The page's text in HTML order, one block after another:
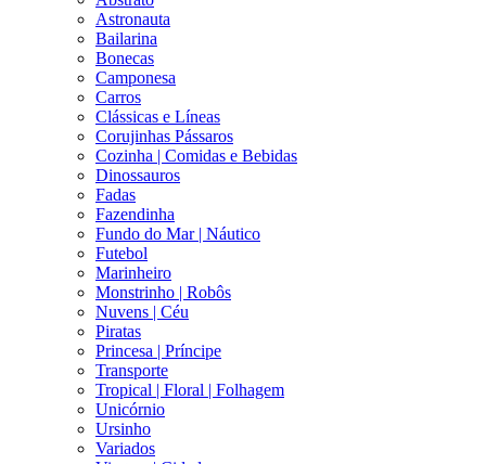
Astronauta
Bailarina
Bonecas
Camponesa
Carros
Clássicas e Líneas
Corujinhas Pássaros
Cozinha | Comidas e Bebidas
Dinossauros
Fadas
Fazendinha
Fundo do Mar | Náutico
Futebol
Marinheiro
Monstrinho | Robôs
Nuvens | Céu
Piratas
Princesa | Príncipe
Transporte
Tropical | Floral | Folhagem
Unicórnio
Ursinho
Variados